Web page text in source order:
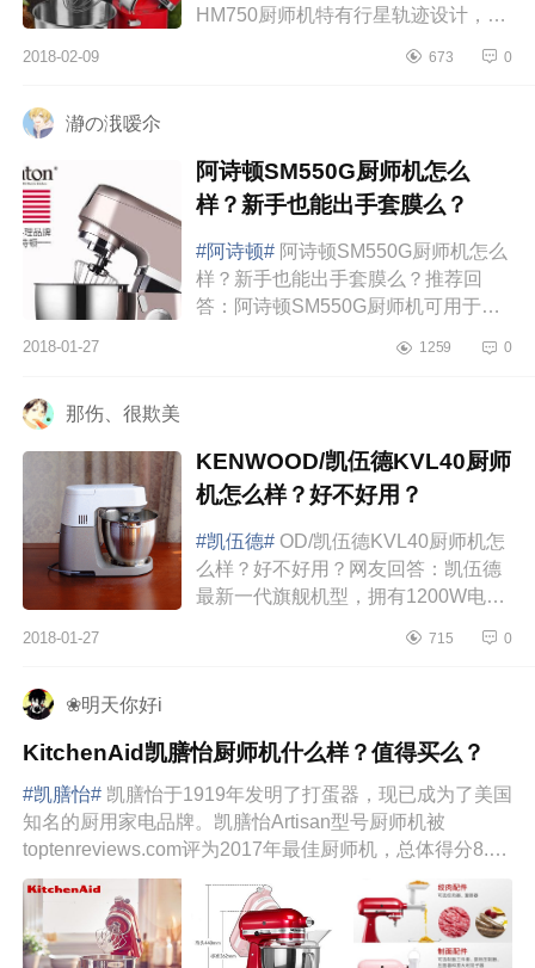
HM750厨师机特有行星轨迹设计，全
团筋道有力。采用了1000W的大功
2018-02-09 673 0
瀞の涐嗳尒
阿诗顿SM550G厨师机怎么
样？新手也能出手套膜么？
#阿诗顿# 阿诗顿SM550G厨师机怎么
样？新手也能出手套膜么？推荐回
答：阿诗顿SM550G厨师机可用于和
底解放双手。材质上选用食品级304
2018-01-27 1259 0
那伤、很欺美
KENWOOD/凯伍德KVL40厨师
机怎么样？好不好用？
#凯伍德# OD/凯伍德KVL40厨师机怎
么样？好不好用？网友回答：凯伍德
最新一代旗舰机型，拥有1200W电
虽然做不到完全静音，但在可接受的
2018-01-27 715 0
❀明天你好i
KitchenAid凯膳怡厨师机什么样？值得买么？
#凯膳怡# 凯膳怡于1919年发明了打蛋器，现已成为了美国
知名的厨用家电品牌。凯膳怡Artisan型号厨师机被
toptenreviews.com评为2017年最佳厨师机，总体得分8.55
分。根据美国婚礼杂志Th...